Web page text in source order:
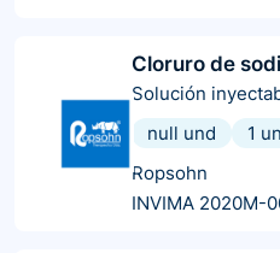
Cloruro de
Solución
null und
1
Ropsohn
INVIMA 2020M-